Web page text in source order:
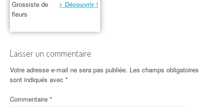
Grossiste de
fleurs
> Découvrir !
Laisser un commentaire
Votre adresse e-mail ne sera pas publiée. Les champs obligatoires
sont indiqués avec *
Commentaire *